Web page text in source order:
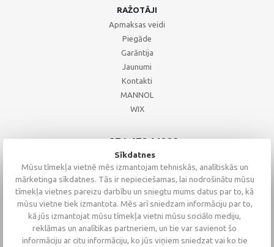
RAŽOTĀJI
Apmaksas veidi
Piegāde
Garāntija
Jaunumi
Kontakti
MANNOL
WIX
+371 67244008
+371 67271055
+371 26002793
Sīkdatnes
Mūsu tīmekļa vietnē mēs izmantojam tehniskās, analītiskās un
mārketinga sīkdatnes. Tās ir nepieciešamas, lai nodrošinātu mūsu
tīmekļa vietnes pareizu darbību un sniegtu mums datus par to, kā
mūsu vietne tiek izmantota. Mēs arī sniedzam informāciju par to,
kā jūs izmantojat mūsu tīmekļa vietni mūsu sociālo mediju,
reklāmas un analītikas partneriem, un tie var savienot šo
informāciju ar citu informāciju, ko jūs viņiem sniedzat vai ko tie